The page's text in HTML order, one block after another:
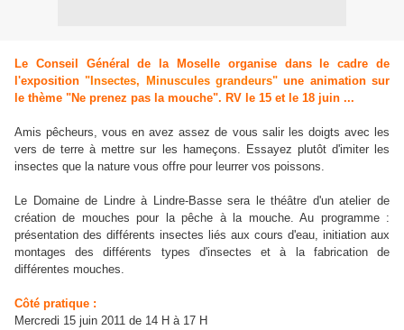
Le Conseil Général de la Moselle organise dans le cadre de
l'exposition"Insectes, Minuscules grandeurs" une animation sur
le thème "Ne prenez pas la mouche". RV le 15 et le 18 juin ...
Amis pêcheurs, vous en avez assez de vous salir les doigts avec les
vers de terre à mettre sur les hameçons. Essayez plutôt d'imiter les
insectes que la nature vous offre pour leurrer vos poissons.
Le Domaine de Lindre à Lindre-Basse sera le théâtre d'un atelier de
création de mouches pour la pêche à la mouche. Au programme :
présentation des différents insectes liés aux cours d'eau, initiation aux
montages des différents types d'insectes et à la fabrication de
différentes mouches.
Côté pratique :
Mercredi 15 juin 2011 de 14 H à 17 H